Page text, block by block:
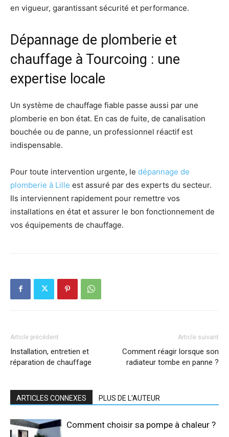
en vigueur, garantissant sécurité et performance.
Dépannage de plomberie et
chauffage à Tourcoing : une
expertise locale
Un système de chauffage fiable passe aussi par une
plomberie en bon état. En cas de fuite, de canalisation
bouchée ou de panne, un professionnel réactif est
indispensable.
Pour toute intervention urgente, le dépannage de
plomberie à Lille est assuré par des experts du secteur.
Ils interviennent rapidement pour remettre vos
installations en état et assurer le bon fonctionnement de
vos équipements de chauffage.
Article précédent
Installation, entretien et
réparation de chauffage
Article suivant
Comment réagir lorsque son
radiateur tombe en panne ?
ARTICLES CONNEXES PLUS DE L'AUTEUR
Comment choisir sa pompe à chaleur ?